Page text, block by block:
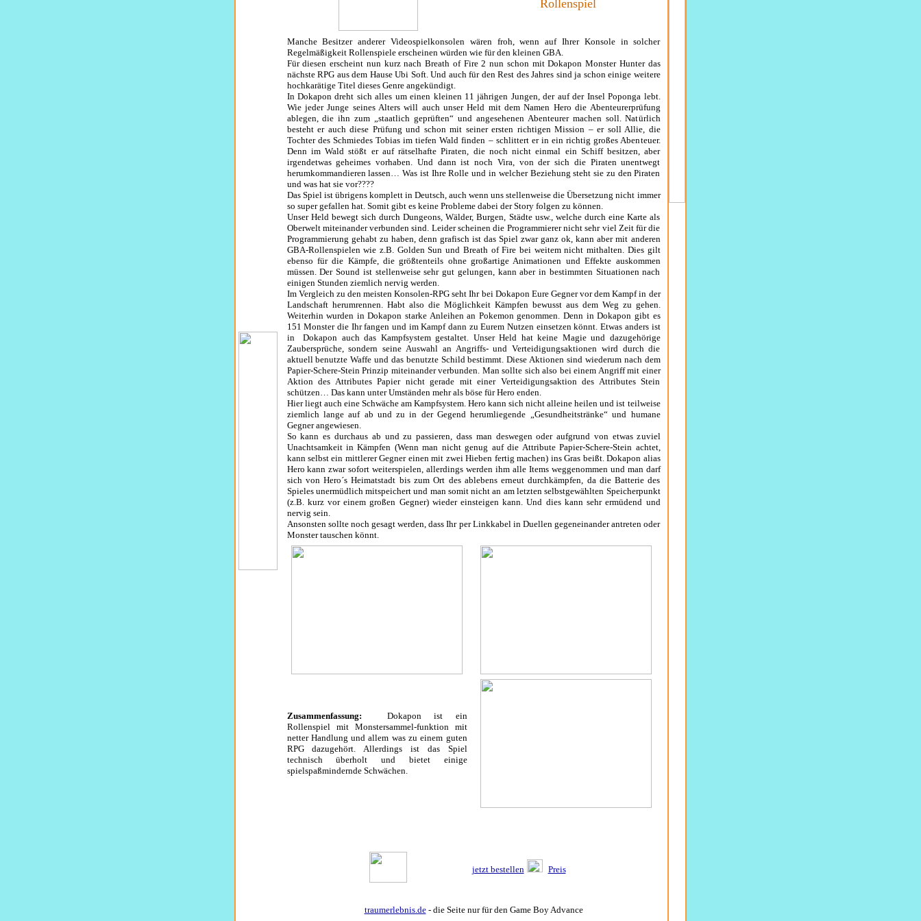
Rollenspiel
Manche Besitzer anderer Videospielkonsolen wären froh, wenn auf Ihrer Konsole in solcher
Regelmäßigkeit Rollenspiele erscheinen würden wie für den kleinen GBA.
Für diesen erscheint nun kurz nach Breath of Fire 2 nun schon mit Dokapon Monster Hunter das
nächste RPG aus dem Hause Ubi Soft. Und auch für den Rest des Jahres sind ja schon einige weitere
hochkarätige Titel dieses Genre angekündigt.
In Dokapon dreht sich alles um einen kleinen 11 jährigen Jungen, der auf der Insel Poponga lebt.
Wie jeder Junge seines Alters will auch unser Held mit dem Namen Hero die Abenteurerprüfung
ablegen, die ihn zum „staatlich geprüften“ und angesehenen Abenteurer machen soll. Natürlich
besteht er auch diese Prüfung und schon mit seiner ersten richtigen Mission – er soll Allie, die
Tochter des Schmiedes Tobias im tiefen Wald finden – schlittert er in ein richtig großes Abenteuer.
Denn im Wald stößt er auf rätselhafte Piraten, die noch nicht einmal ein Schiff besitzen, aber
irgendetwas geheimes vorhaben. Und dann ist noch Vira, von der sich die Piraten unentwegt
herumkommandieren lassen… Was ist Ihre Rolle und in welcher Beziehung steht sie zu den Piraten
und was hat sie vor????
Das Spiel ist übrigens komplett in Deutsch, auch wenn uns stellenweise die Übersetzung nicht immer
so super gefallen hat. Somit gibt es keine Probleme dabei der Story folgen zu können.
Unser Held bewegt sich durch Dungeons, Wälder, Burgen, Städte usw., welche durch eine Karte als
Oberwelt miteinander verbunden sind. Leider scheinen die Programmierer nicht sehr viel Zeit für die
Programmierung gehabt zu haben, denn grafisch ist das Spiel zwar ganz ok, kann aber mit anderen
GBA-Rollenspielen wie z.B. Golden Sun und Breath of Fire bei weitem nicht mithalten. Dies gilt
ebenso für die Kämpfe, die größtenteils ohne großartige Animationen und Effekte auskommen
müssen. Der Sound ist stellenweise sehr gut gelungen, kann aber in bestimmten Situationen nach
einigen Stunden ziemlich nervig werden.
Im Vergleich zu den meisten Konsolen-RPG seht Ihr bei Dokapon Eure Gegner vor dem Kampf in der
Landschaft herumrennen. Habt also die Möglichkeit Kämpfen bewusst aus dem Weg zu gehen.
Weiterhin wurden in Dokapon starke Anleihen an Pokemon genommen. Denn in Dokapon gibt es
151 Monster die Ihr fangen und im Kampf dann zu Eurem Nutzen einsetzen könnt. Etwas anders ist
in Dokapon auch das Kampfsystem gestaltet. Unser Held hat keine Magie und dazugehörige
Zaubersprüche, sondern seine Auswahl an Angriffs- und Verteidigungsaktionen wird durch die
aktuell benutzte Waffe und das benutzte Schild bestimmt. Diese Aktionen sind wiederum nach dem
Papier-Schere-Stein Prinzip miteinander verbunden. Man sollte sich also bei einem Angriff mit einer
Aktion des Attributes Papier nicht gerade mit einer Verteidigungsaktion des Attributes Stein
schützen… Das kann unter Umständen mehr als böse für Hero enden.
Hier liegt auch eine Schwäche am Kampfsystem. Hero kann sich nicht alleine heilen und ist teilweise
ziemlich lange auf ab und zu in der Gegend herumliegende „Gesundheitstränke“ und humane
Gegner angewiesen.
So kann es durchaus ab und zu passieren, dass man deswegen oder aufgrund von etwas zuviel
Unachtsamkeit in Kämpfen (Wenn man nicht genug auf die Attribute Papier-Schere-Stein achtet,
kann selbst ein mittlerer Gegner einen mit zwei Hieben fertig machen) ins Gras beißt. Dokapon alias
Hero kann zwar sofort weiterspielen, allerdings werden ihm alle Items weggenommen und man darf
sich von Hero´s Heimatstadt bis zum Ort des ablebens erneut durchkämpfen, da die Batterie des
Spieles unermüdlich mitspeichert und man somit nicht an am letzten selbstgewählten Speicherpunkt
(z.B. kurz vor einem großen Gegner) wieder einsteigen kann. Und dies kann sehr ermüdend und
nervig sein.
Ansonsten sollte noch gesagt werden, dass Ihr per Linkkabel in Duellen gegeneinander antreten oder
Monster tauschen könnt.
Zusammenfassung: Dokapon ist ein
Rollenspiel mit Monstersammel-funktion mit
netter Handlung und allem was zu einem guten
RPG dazugehört. Allerdings ist das Spiel
technisch überholt und bietet einige
spielspaßmindernde Schwächen.
jetzt bestellen Preis
traumerlebnis.de- die Seite nur für den Game Boy Advance